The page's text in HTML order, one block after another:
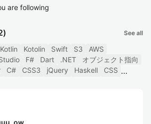
are following
See all
Kotlin Kotolin Swift S3
AWS
F# Dart .NET
オブジェクト指向
C# CSS3 jQuery Haskell CSS